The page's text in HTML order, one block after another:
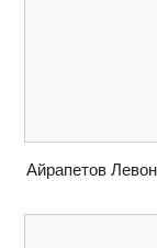
Айрапетов Левон